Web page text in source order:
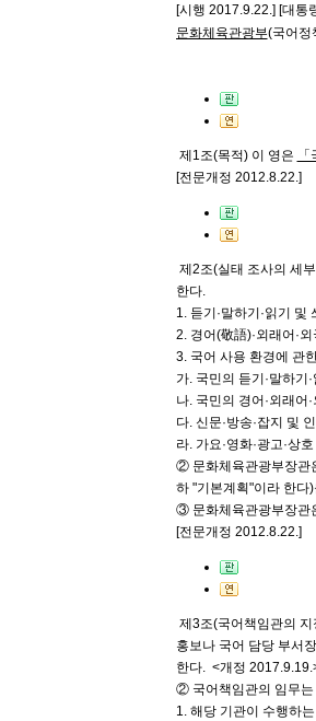
[시행 2017.9.22.] [대통
문화체육관광부(국어정
제1조(목적)이 영은
[전문개정 2012.8.22.]
제2조(실태 조사의 세
한다.
1. 듣기·말하기·읽기
2. 경어(敬語)·외래어·
3. 국어 사용 환경에 관
가. 국민의 듣기·말하기
나. 국민의 경어·외래어
다. 신문·방송·잡지 및
라. 가요·영화·광고·상
② 문화체육관광부장관
하 "기본계획"이라 한다
③ 문화체육관광부장관
[전문개정 2012.8.22.]
제3조(국어책임관의 지
홍보나 국어 담당 부서
한다. <개정
② 국어책임관의 임무는
1. 해당 기관이 수행하